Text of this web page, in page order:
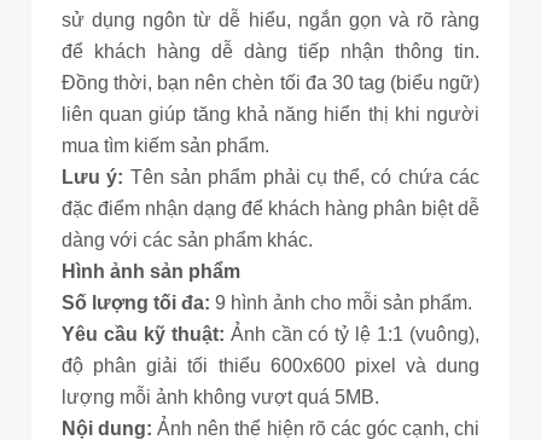
sử dụng ngôn từ dễ hiểu, ngắn gọn và rõ ràng
để khách hàng dễ dàng tiếp nhận thông tin.
Đồng thời, bạn nên chèn tối đa 30 tag (biểu ngữ)
liên quan giúp tăng khả năng hiển thị khi người
mua tìm kiếm sản phẩm.
Lưu ý: Tên sản phẩm phải cụ thể, có chứa các
đặc điểm nhận dạng để khách hàng phân biệt dễ
dàng với các sản phẩm khác.
Hình ảnh sản phẩm
Số lượng tối đa: 9 hình ảnh cho mỗi sản phẩm.
Yêu cầu kỹ thuật: Ảnh cần có tỷ lệ 1:1 (vuông),
độ phân giải tối thiểu 600x600 pixel và dung
lượng mỗi ảnh không vượt quá 5MB.
Nội dung: Ảnh nên thể hiện rõ các góc cạnh, chi